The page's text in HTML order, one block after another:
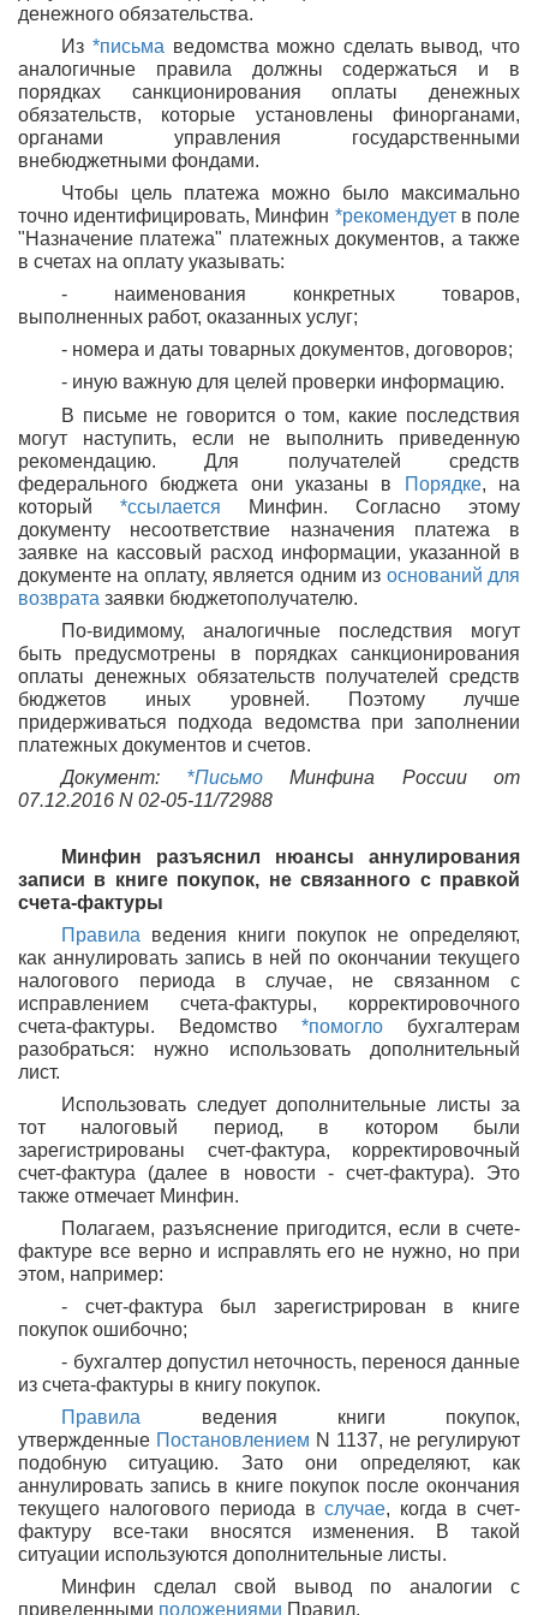
денежного обязательства.
Из*письма ведомства можно сделать вывод, что
аналогичные правила должны содержаться и в
порядках санкционирования оплаты денежных
обязательств, которые установлены финорганами,
органами управления государственными
внебюджетными фондами.
Чтобы цель платежа можно было максимально
точно идентифицировать, Минфин *рекомендуетв поле
"Назначение платежа" платежных документов, а также
в счетах на оплату указывать:
- наименования конкретных товаров,
выполненных работ, оказанных услуг;
- номера и даты товарных документов, договоров;
- иную важную для целей проверки информацию.
В письме не говорится о том, какие последствия
могут наступить, если не выполнить приведенную
рекомендацию. Для получателей средств
федерального бюджета они указаны в Порядке, на
который *ссылается Минфин. Согласно этому
документу несоответствие назначения платежа в
заявке на кассовый расход информации, указанной в
документе на оплату, является одним из оснований для
возврата заявки бюджетополучателю.
По-видимому, аналогичные последствия могут
быть предусмотрены в порядках санкционирования
оплаты денежных обязательств получателей средств
бюджетов иных уровней. Поэтому лучше
придерживаться подхода ведомства при заполнении
платежных документов и счетов.
Документ: *ПисьмоМинфина России от
07.12.2016 N 02-05-11/72988
Минфин разъяснил нюансы аннулирования
записи в книге покупок, не связанного с правкой
счета-фактуры
Правила ведения книги покупок не определяют,
как аннулировать запись в ней по окончании текущего
налогового периода в случае, не связанном с
исправлением счета-фактуры, корректировочного
счета-фактуры. Ведомство *помогло бухгалтерам
разобраться: нужно использовать дополнительный
лист.
Использовать следует дополнительные листы за
тот налоговый период, в котором были
зарегистрированы счет-фактура, корректировочный
счет-фактура (далее в новости - счет-фактура). Это
также отмечает Минфин.
Полагаем, разъяснение пригодится, если в счете-
фактуре все верно и исправлять его не нужно, но при
этом, например:
- счет-фактура был зарегистрирован в книге
покупок ошибочно;
- бухгалтер допустил неточность, перенося данные
из счета-фактуры в книгу покупок.
Правила ведения книги покупок,
утвержденные Постановлением N 1137, не регулируют
подобную ситуацию. Зато они определяют, как
аннулировать запись в книге покупок после окончания
текущего налогового периода вслучае, когда в счет-
фактуру все-таки вносятся изменения. В такой
ситуации используются дополнительные листы.
Минфин сделал свой вывод по аналогии с
приведенными положениями Правил.